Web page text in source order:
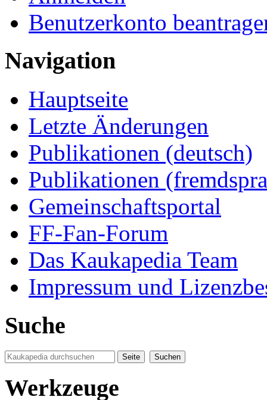
Benutzerkonto
Navigation
Hauptseite
Letzte Änderungen
Publikationen (deutsch)
Publikationen
Gemeinschaftsportal
FF-Fan-Forum
Das Kaukapedia Team
Impressum und
Suche
Werkzeuge